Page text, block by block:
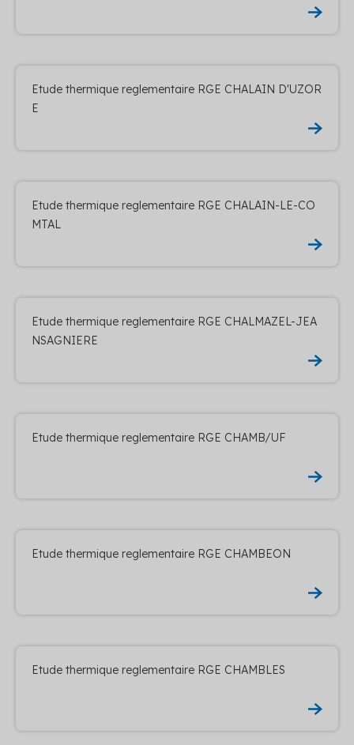
Etude thermique reglementaire RGE CHALAIN D'UZOR
E
Etude thermique reglementaire RGE CHALAIN-LE-CO
MTAL
Etude thermique reglementaire RGE CHALMAZEL-JEA
NSAGNIERE
Etude thermique reglementaire RGE CHAMB/UF
Etude thermique reglementaire RGE CHAMBEON
Etude thermique reglementaire RGE CHAMBLES